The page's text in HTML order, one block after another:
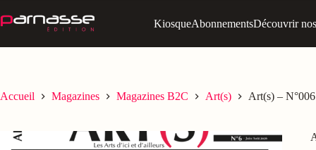
au
contenu
KiosqueAbonnementsDécouvrir
Accueil Magazines Magazines B2C Art(s) Art(s) – N°006